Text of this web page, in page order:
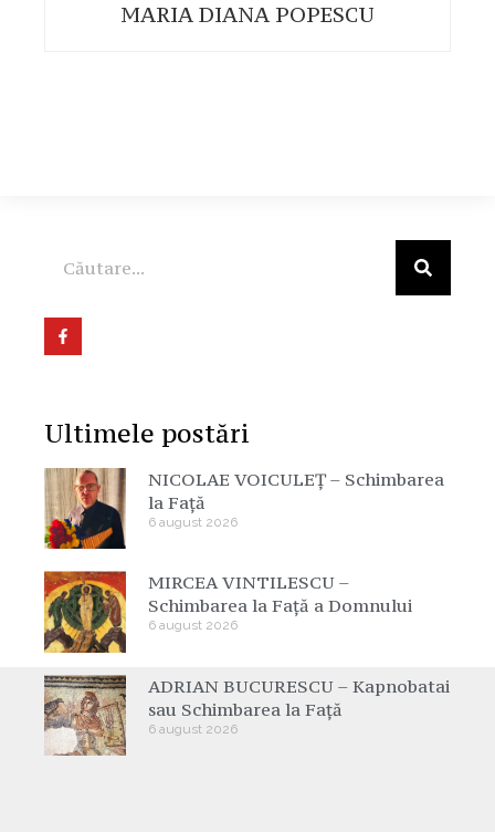
MARIA DIANA POPESCU
Ultimele postări
NICOLAE VOICULEȚ – Schimbarea
la Față
6 august 2026
MIRCEA VINTILESCU –
Schimbarea la Față a Domnului
6 august 2026
ADRIAN BUCURESCU – Kapnobatai
sau Schimbarea la Față
6 august 2026